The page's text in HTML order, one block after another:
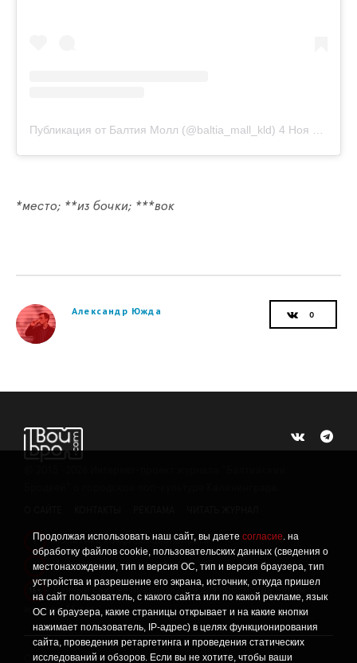
Продолжая использовать наш сайт, вы даете согласие. на
обработку файлов cookie, пользовательских данных (сведения о
местонахождении, тип и версия ОС, тип и версия браузера, тип
устройства и разрешение его экрана, источник, откуда пришел
на сайт пользователь, с какого сайта или по какой рекламе, язык
ОС и браузера, какие страницы открывает и на какие кнопки
нажимает пользователь, IP-адрес) в целях функционирования
сайта, проведения ретаргетинга и проведения статических
исследований и обзоров. Если вы не хотите, чтобы ваши
Публикация от Балтия Молл (@baltia_mall_kld) 4 Ноя 2020 в 1:30 PST
*место; **из бочки; ***вок
Александр Южда
! Политика конфиденциальности
! Информация о проведении СОУТ
Данный сайт не предназначен для просмотра лицам
младше 16 лет.
Сетевое издание «Твой Бро», реестровая запись о